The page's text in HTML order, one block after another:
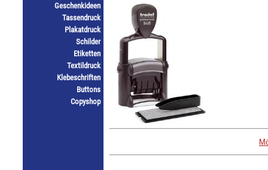
Geschenkideen
Tassendruck
Plakatdruck
Schilder
Etiketten
Textildruck
Klebeschriften
Buttons
Copyshop